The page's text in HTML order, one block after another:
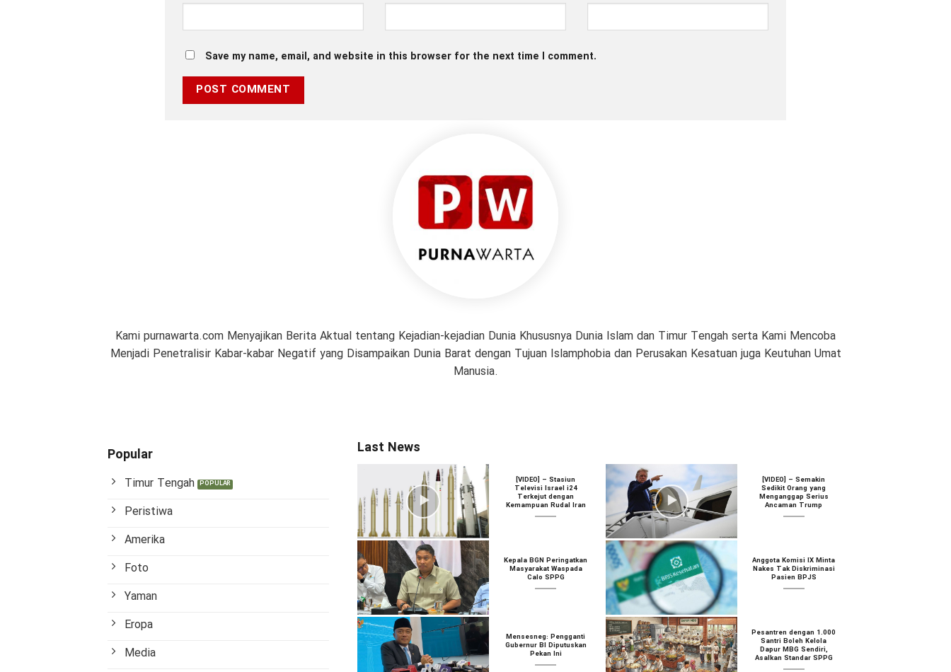
Save my name, email, and website in this browser for the next time I comment.
Kami purnawarta.com Menyajikan Berita Aktual tentang Kejadian-kejadian Dunia Khususnya Dunia Islam dan Timur Tengah serta Kami Mencoba
Menjadi Penetralisir Kabar-kabar Negatif yang Disampaikan Dunia Barat dengan Tujuan Islamphobia dan Perusakan Kesatuan juga Keutuhan Umat
Manusia.
Popular
Timur Tengah
Peristiwa
Amerika
Foto
Yaman
Eropa
Media
Last News
[VIDEO] – Stasiun
Televisi Israel i24
Terkejut dengan
Kemampuan Rudal Iran
[VIDEO] – Semakin
Sedikit Orang yang
Menganggap Serius
Ancaman Trump
Kepala BGN Peringatkan
Masyarakat Waspada
Calo SPPG
Anggota Komisi IX Minta
Nakes Tak Diskriminasi
Pasien BPJS
Mensesneg: Pengganti
Gubernur BI Diputuskan
Pekan Ini
Pesantren dengan 1.000
Santri Boleh Kelola
Dapur MBG Sendiri,
Asalkan Standar SPPG